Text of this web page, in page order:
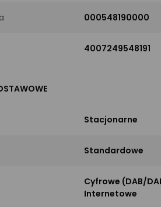
000548190000
4007249548191
Stacjonarne
Standardowe
Cyfrowe (DAB/
Internetowe